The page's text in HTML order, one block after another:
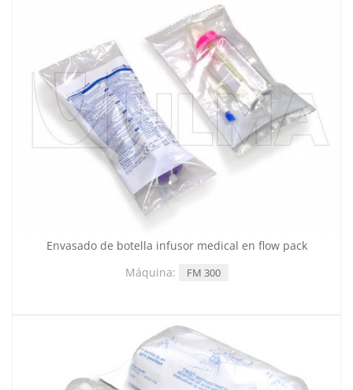
Envasado de botella infusor medical en flow pack
Máquina:
FM 300